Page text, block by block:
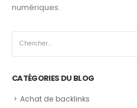
numériques.
CATÉGORIES DU BLOG
Achat de backlinks